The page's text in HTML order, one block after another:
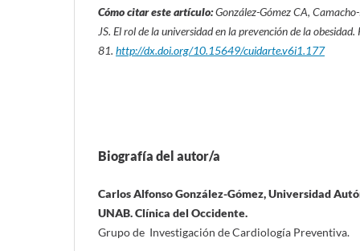
Cómo citar este artículo:González-Gómez CA,
JS. El rol de la universidad en la prevención de la obesidad.
81. http://dx.doi.org/10.15649/cuidarte.v6i1.177
Biografía del autor/a
Carlos Alfonso González-Gómez, Universidad
UNAB. Clínica del Occidente.
Grupo de Investigación de Cardiología Preventiva.